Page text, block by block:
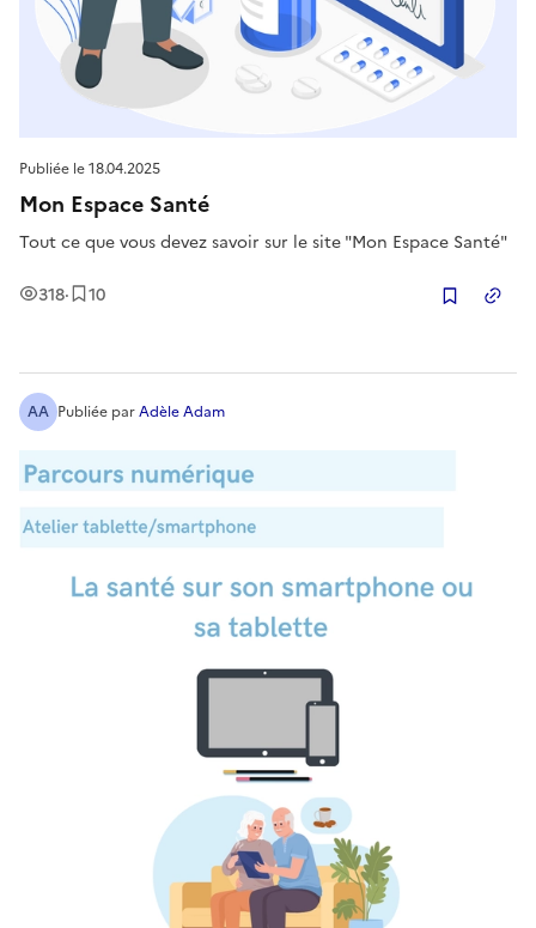
Publiée le18.04.2025
Mon Espace Santé
Tout ce que vous devez savoir sur le site "Mon Espace Santé"
318Vues
· 10Enregistrement
AA Publiée parAdèle Adam